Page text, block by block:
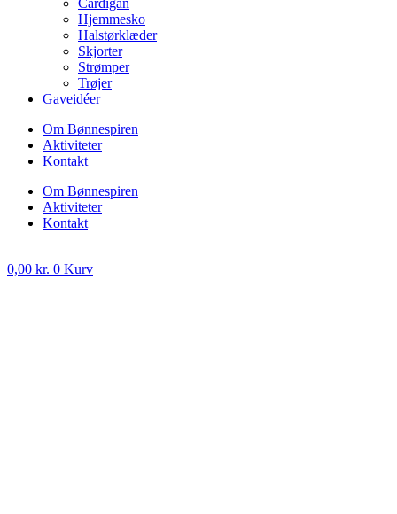
Cardigan
Hjemmesko
Halstørklæder
Skjorter
Strømper
Trøjer
Gaveidéer
Om Bønnespiren
Aktiviteter
Kontakt
Om Bønnespiren
Aktiviteter
Kontakt
0,00 kr. 0 Kurv